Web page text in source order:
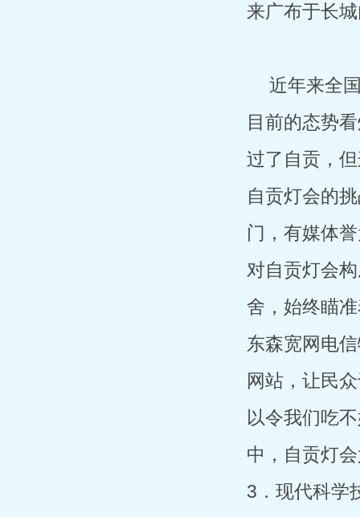
来广布于长
近年来全
目前的态势
过了自贡，
自贡灯会的
门，有媒体
对自贡灯会
舍，始终瞄
东森宽网电
网站，让民
以令我们吃
中，自贡灯
3．现代科学